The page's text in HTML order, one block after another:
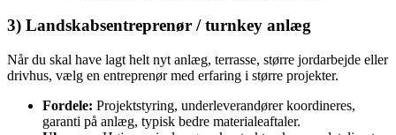
3) Landskabsentreprenør / turnkey anlæg
Når du skal have lagt helt nyt anlæg, terrasse, større jordarbejde eller
drivhus, vælg en entreprenør med erfaring i større projekter.
Fordele: Projektstyring, underleverandører koordineres,
garanti på anlæg, typisk bedre materialeaftaler.